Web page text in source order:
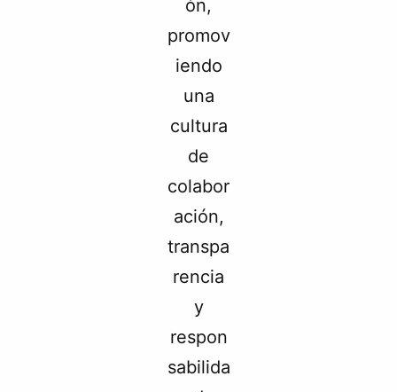
ón,
promov
iendo
una
cultura
de
colabor
ación,
transpa
rencia
y
respon
sabilida